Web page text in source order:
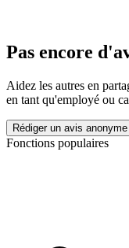
Pas encore
Aidez les autres en
en tant qu'employé ou
Rédiger un avis anonyme
Fonctions populaires